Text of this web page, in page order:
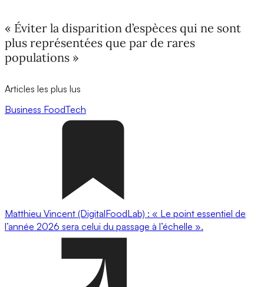
« Éviter la disparition d’espèces qui ne sont
plus représentées que par de rares
populations »
Articles les plus lus
Business FoodTech
Matthieu Vincent (DigitalFoodLab) : « Le point essentiel de
l’année 2026 sera celui du passage à l’échelle ».